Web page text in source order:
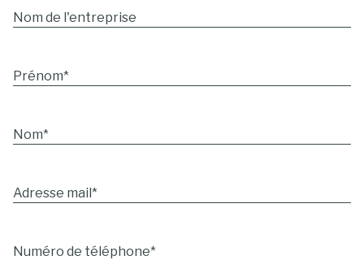
Nom de l'entreprise
Prénom*
Nom*
Adresse mail*
Numéro de téléphone*